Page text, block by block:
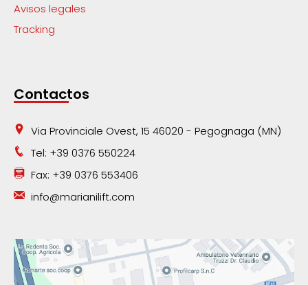
Avisos legales
Tracking
Contactos
Via Provinciale Ovest, 15 46020 - Pegognaga (MN)
Tel: +39 0376 550224
Fax: +39 0376 553406
info@marianilift.com